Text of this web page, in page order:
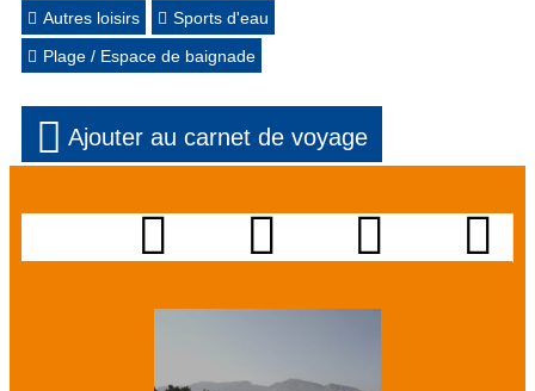
Autres loisirs
Sports d'eau
Plage / Espace de baignade
Ajouter au carnet de voyage